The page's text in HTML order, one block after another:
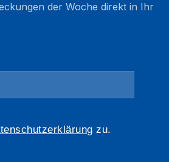
der Woche direkt in Ihr